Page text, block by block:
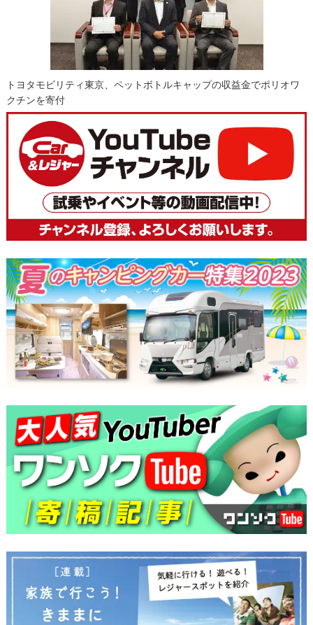
トヨタモビリティ東京、ペットボトルキャップの収益金でポリオワ
クチンを寄付